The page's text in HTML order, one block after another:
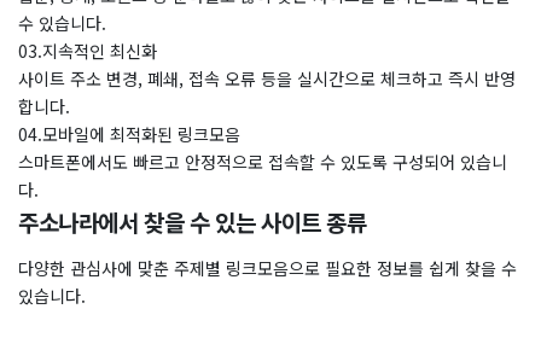
수 있습니다.
03.지속적인 최신화
사이트 주소 변경, 폐쇄, 접속 오류 등을 실시간으로 체크하고 즉시 반영
합니다.
04.모바일에 최적화된 링크모음
스마트폰에서도 빠르고 안정적으로 접속할 수 있도록 구성되어 있습니
다.
주소나라에서 찾을 수 있는 사이트 종류
다양한 관심사에 맞춘 주제별 링크모음으로 필요한 정보를 쉽게 찾을 수
있습니다.